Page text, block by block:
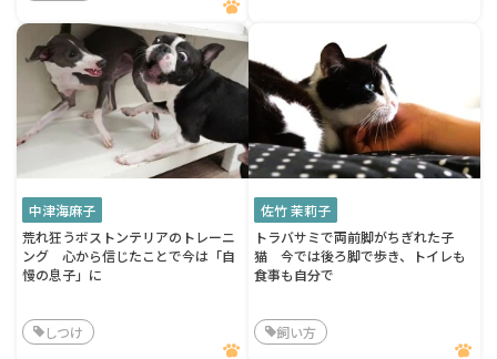
中津海麻子
荒れ狂うボストンテリアのトレーニ
ング 心から信じたことで今は「自
慢の息子」に
しつけ
佐竹 茉莉子
トラバサミで両前脚がちぎれた子
猫 今では後ろ脚で歩き、トイレも
食事も自分で
飼い方